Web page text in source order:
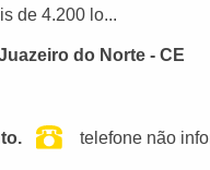
de 4.200 lo...
do Norte - CE
telefone não